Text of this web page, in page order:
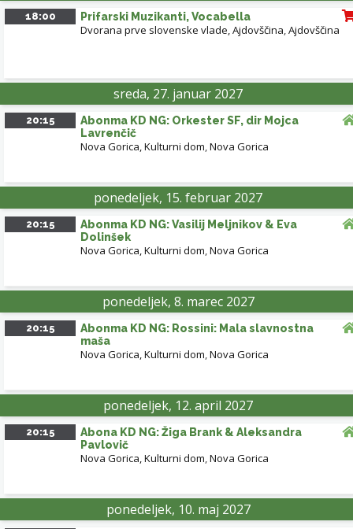
18:00 Prifarski Muzikanti, Vocabella
Dvorana prve slovenske vlade, Ajdovščina,Ajdovščina
sreda, 27. januar 2027
20:15
Abonma KD NG: Orkester SF, dir Mojca
Lavrenčič
Nova Gorica, Kulturni dom,Nova Gorica
ponedeljek, 15. februar 2027
20:15
Abonma KD NG: Vasilij Meljnikov & Eva
Dolinšek
Nova Gorica, Kulturni dom,Nova Gorica
ponedeljek, 8. marec 2027
20:15
Abonma KD NG: Rossini: Mala slavnostna
maša
Nova Gorica, Kulturni dom,Nova Gorica
ponedeljek, 12. april 2027
20:15
Abona KD NG: Žiga Brank & Aleksandra
Pavlovič
Nova Gorica, Kulturni dom,Nova Gorica
ponedeljek, 10. maj 2027